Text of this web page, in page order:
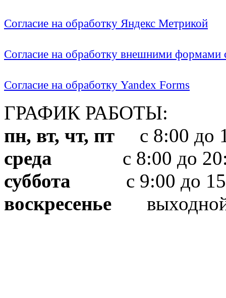
Согласие на обработку Яндекс Метрикой
Согласие на обработку внешними формами
Согласие на обработку Yandex Forms
ГРАФИК РАБОТЫ:
пн, вт, чт, пт с 8:00 до
среда с 8:00 до
суббота с 9:00 до
воскресенье